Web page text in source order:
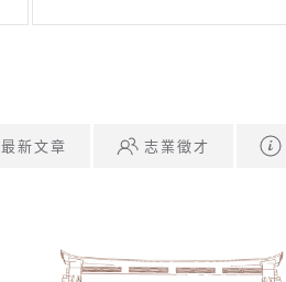
最新文章 志業徵才